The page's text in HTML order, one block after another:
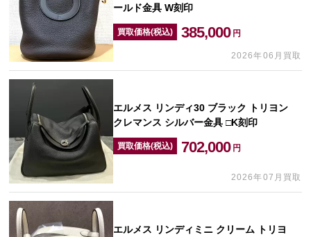
ールド金具 W刻印
買取価格(税込) 385,000 円
2026年06月買取
エルメス リンディ30 ブラック トリヨン
クレマンス シルバー金具 □K刻印
買取価格(税込) 702,000 円
2026年07月買取
エルメス リンディミニ クリーム トリヨ